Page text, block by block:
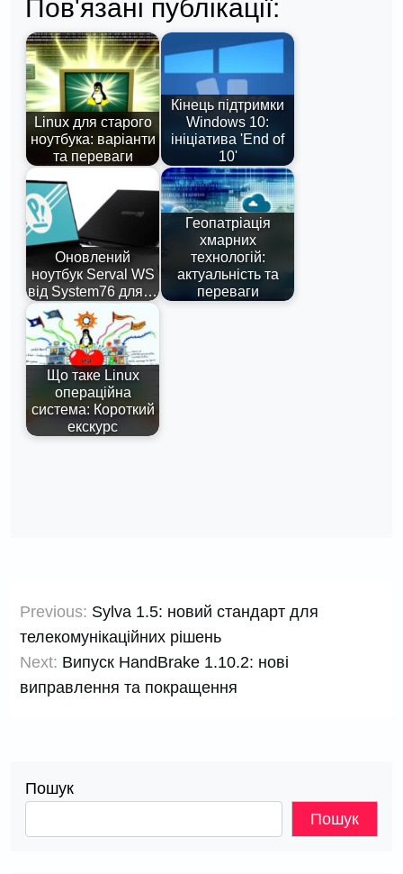
Пов'язані публікації:
Linux для старого
ноутбука: варіанти
та переваги
Кінець підтримки
Windows 10:
ініціатива 'End of
10'
Оновлений
ноутбук Serval WS
від System76 для…
Геопатріація
хмарних
технологій:
актуальність та
переваги
Що таке Linux
операційна
система: Короткий
екскурс
записів
Previous: Sylva 1.5: новий стандарт для
телекомунікаційних рішень
Next: Випуск HandBrake 1.10.2: нові
виправлення та покращення
Пошук
Пошук